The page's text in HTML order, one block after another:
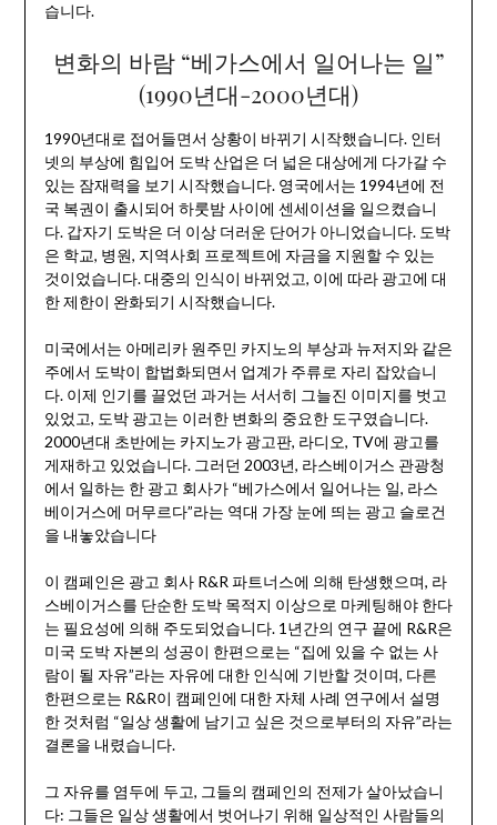
습니다.
변화의 바람 “베가스에서 일어나는 일”
(1990년대-2000년대)
1990년대로 접어들면서 상황이 바뀌기 시작했습니다. 인터
넷의 부상에 힘입어 도박 산업은 더 넓은 대상에게 다가갈 수
있는 잠재력을 보기 시작했습니다. 영국에서는 1994년에 전
국 복권이 출시되어 하룻밤 사이에 센세이션을 일으켰습니
다. 갑자기 도박은 더 이상 더러운 단어가 아니었습니다. 도박
은 학교, 병원, 지역사회 프로젝트에 자금을 지원할 수 있는
것이었습니다. 대중의 인식이 바뀌었고, 이에 따라 광고에 대
한 제한이 완화되기 시작했습니다.
미국에서는 아메리카 원주민 카지노의 부상과 뉴저지와 같은
주에서 도박이 합법화되면서 업계가 주류로 자리 잡았습니
다. 이제 인기를 끌었던 과거는 서서히 그늘진 이미지를 벗고
있었고, 도박 광고는 이러한 변화의 중요한 도구였습니다.
2000년대 초반에는 카지노가 광고판, 라디오, TV에 광고를
게재하고 있었습니다. 그러던 2003년, 라스베이거스 관광청
에서 일하는 한 광고 회사가 “베가스에서 일어나는 일, 라스
베이거스에 머무르다”라는 역대 가장 눈에 띄는 광고 슬로건
을 내놓았습니다
이 캠페인은 광고 회사 R&R 파트너스에 의해 탄생했으며, 라
스베이거스를 단순한 도박 목적지 이상으로 마케팅해야 한다
는 필요성에 의해 주도되었습니다. 1년간의 연구 끝에 R&R은
미국 도박 자본의 성공이 한편으로는 “집에 있을 수 없는 사
람이 될 자유”라는 자유에 대한 인식에 기반할 것이며, 다른
한편으로는 R&R이 캠페인에 대한 자체 사례 연구에서 설명
한 것처럼 “일상 생활에 남기고 싶은 것으로부터의 자유”라는
결론을 내렸습니다.
그 자유를 염두에 두고, 그들의 캠페인의 전제가 살아났습니
다: 그들은 일상 생활에서 벗어나기 위해 일상적인 사람들의